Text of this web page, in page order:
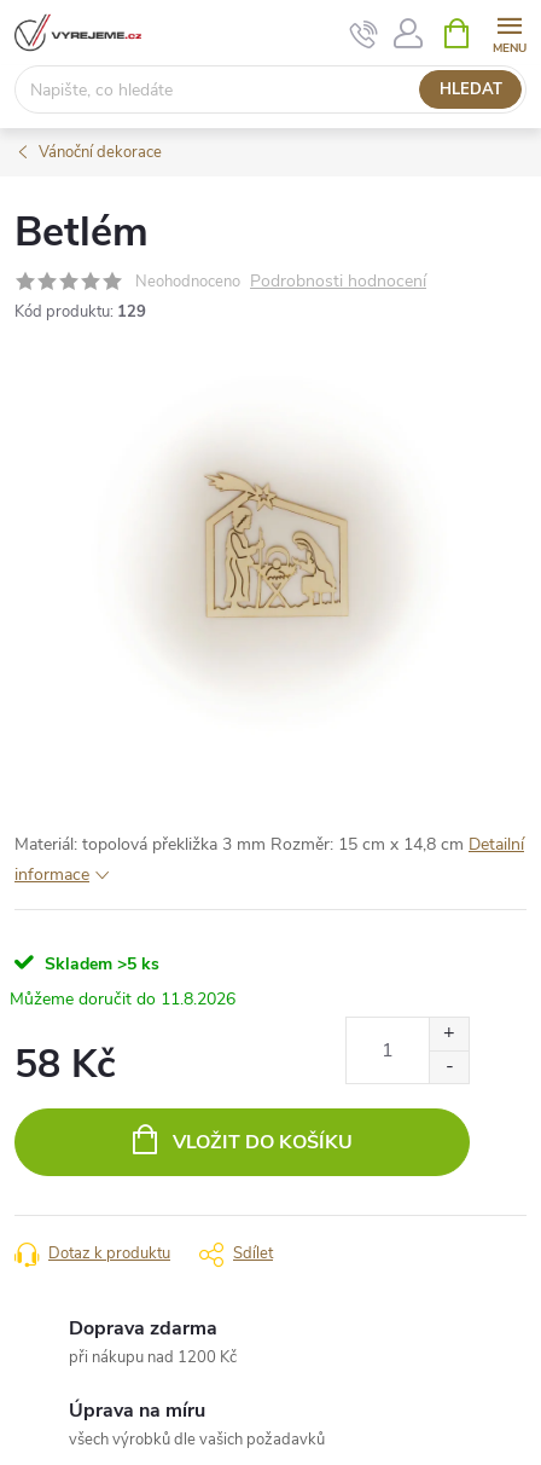
Přejít
na
obsah
HLEDAT
NÁKUPNÍ
KOŠÍK
Vánoční dekorace
Betlém
Neohodnoceno Podrobnosti hodnocení
Kód produktu: 129
Materiál: topolová překližka 3 mm Rozměr: 15 cm x 14,8 cm Detailní
informace
Skladem >5 ks
11.8.2026
58 Kč
cena:
VLOŽIT DO KOŠÍKU
Dotaz k produktu Sdílet
Doprava zdarma
při nákupu nad 1200 Kč
Úprava na míru
všech výrobků dle vašich požadavků